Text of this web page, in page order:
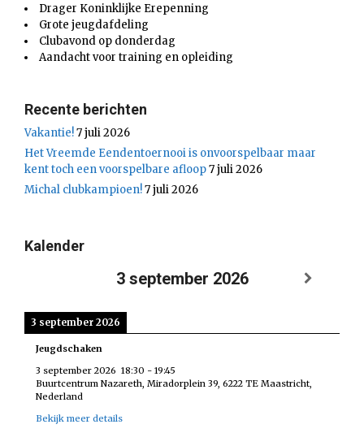
Drager Koninklijke Erepenning
Grote jeugdafdeling
Clubavond op donderdag
Aandacht voor training en opleiding
Recente berichten
Vakantie!7 juli 2026
Het Vreemde Eendentoernooi is onvoorspelbaar maar
kent toch een voorspelbare afloop7 juli 2026
Michal clubkampioen!7 juli 2026
Kalender
3 september 2026
3 september 2026
Jeugdschaken
3 september 2026 18:30 - 19:45
Buurtcentrum Nazareth, Miradorplein 39, 6222 TE Maastricht,
Nederland
Bekijk meer details